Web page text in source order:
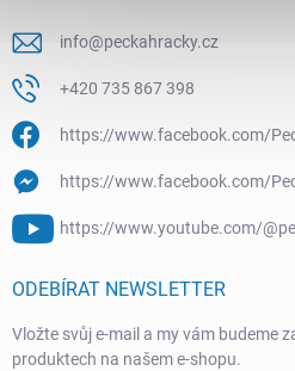
info@peckahracky.cz
+420 735 867 398
https://www.facebook.com/
https://www.facebook.com/
https://www.youtube.com/
ODEBÍRAT NEWSLETTER
Vložte svůj e-mail a my vám budeme
produktech na našem e-shopu.